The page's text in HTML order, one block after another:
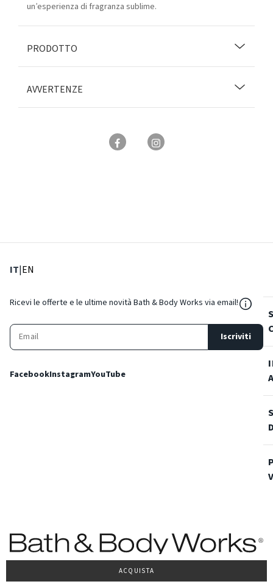
ACQUISTA
un’esperienza di fragranza sublime.
PRODOTTO
AVVERTENZE
IT: Lingua corrente
|EN
Ricevi le offerte e le ultime novità Bath & Body Works via email!
Iscriviti
FacebookInstagramYouTube